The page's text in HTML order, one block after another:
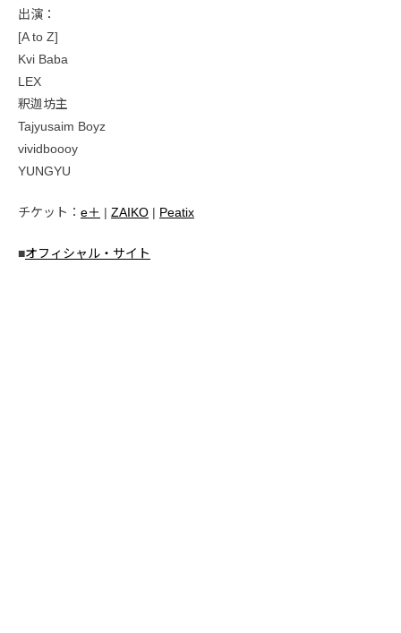
出演：
[A to Z]
Kvi Baba
LEX
釈迦坊主
Tajyusaim Boyz
vividboooy
YUNGYU
チケット： e＋ | ZAIKO | Peatix
■オフィシャル・サイト